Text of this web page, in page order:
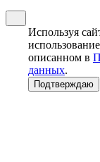
Используя
описанном в
данных.
Подтверждаю